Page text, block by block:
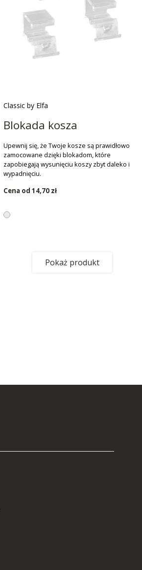
Classic by Elfa
Blokada kosza
Upewnij się, że Twoje kosze są prawidłowo
zamocowane dzięki blokadom, które
zapobiegają wysunięciu koszy zbyt daleko i ich
wypadnięciu.
Cena od 14,70 zł
Pokaż produkt